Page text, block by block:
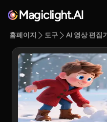
Magiclight.AI
홈페이지 도구 AI 영상 편집기